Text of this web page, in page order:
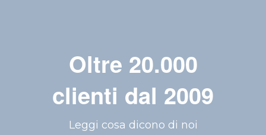
Oltre 20.000
clienti dal 2009
Leggi cosa dicono di noi